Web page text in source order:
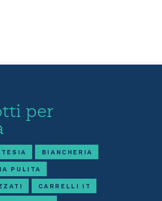
per
BIANCHERIA
PULITA
CARRELLI IT